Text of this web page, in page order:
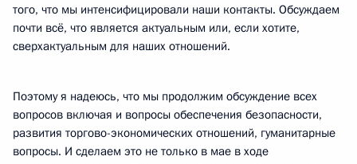
того, что мы интенсифицировали наши контакты. Обсуждаем
почти всё, что является актуальным или, если хотите,
сверхактуальным для наших отношений.
Поэтому я надеюсь, что мы продолжим обсуждение всех
вопросов включая и вопросы обеспечения безопасности,
развития торгово-экономических отношений, гуманитарные
вопросы. И сделаем это не только в мае в ходе